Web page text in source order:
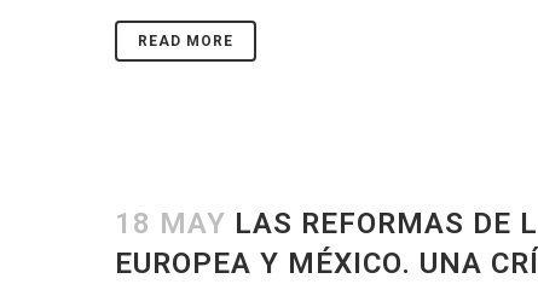
READ MORE
18 MAY LAS REFORMAS DE
EUROPEA Y MÉXICO. UNA